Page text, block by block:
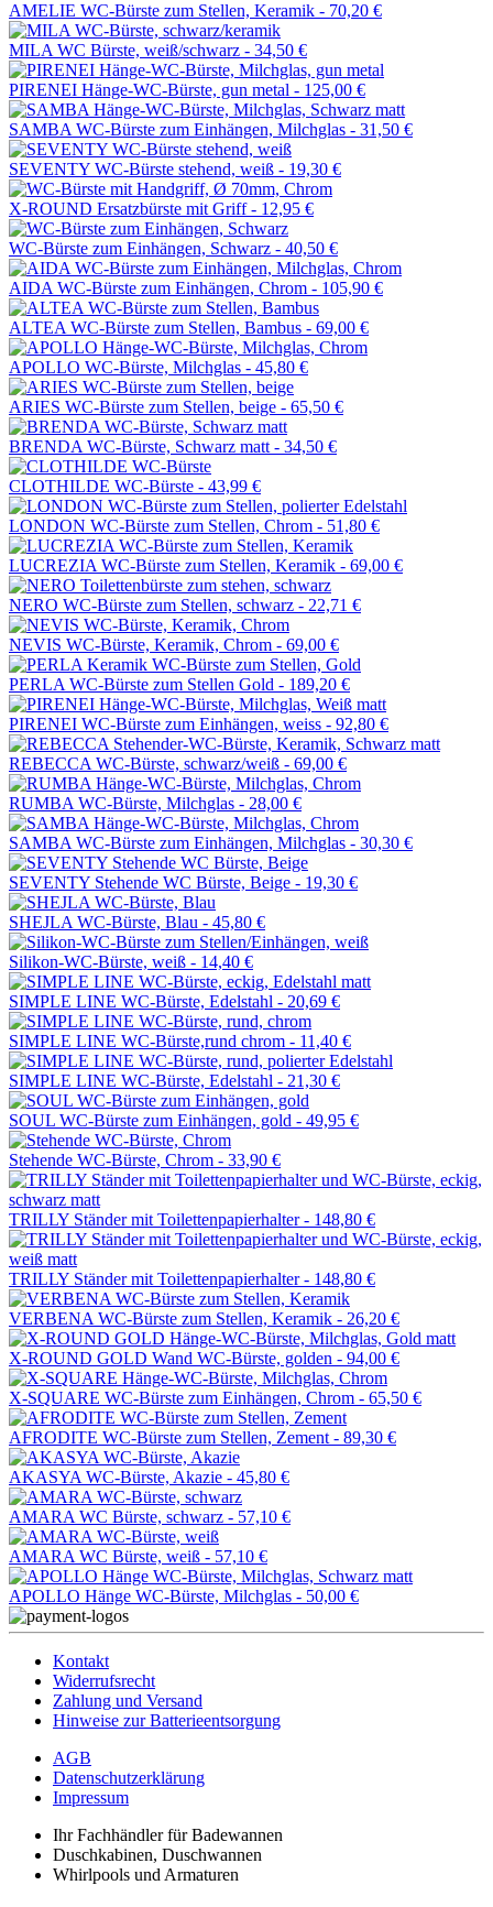
AMELIE WC-Bürste zum Stellen, Keramik - 70,20 €
MILA WC Bürste, weiß/schwarz - 34,50 €
PIRENEI Hänge-WC-Bürste, gun metal - 125,00 €
SAMBA WC-Bürste zum Einhängen, Milchglas - 31,50 €
SEVENTY WC-Bürste stehend, weiß - 19,30 €
X-ROUND Ersatzbürste mit Griff - 12,95 €
WC-Bürste zum Einhängen, Schwarz - 40,50 €
AIDA WC-Bürste zum Einhängen, Chrom - 105,90 €
ALTEA WC-Bürste zum Stellen, Bambus - 69,00 €
APOLLO WC-Bürste, Milchglas - 45,80 €
ARIES WC-Bürste zum Stellen, beige - 65,50 €
BRENDA WC-Bürste, Schwarz matt - 34,50 €
CLOTHILDE WC-Bürste - 43,99 €
LONDON WC-Bürste zum Stellen, Chrom - 51,80 €
LUCREZIA WC-Bürste zum Stellen, Keramik - 69,00 €
NERO WC-Bürste zum Stellen, schwarz - 22,71 €
NEVIS WC-Bürste, Keramik, Chrom - 69,00 €
PERLA WC-Bürste zum Stellen Gold - 189,20 €
PIRENEI WC-Bürste zum Einhängen, weiss - 92,80 €
REBECCA WC-Bürste, schwarz/weiß - 69,00 €
RUMBA WC-Bürste, Milchglas - 28,00 €
SAMBA WC-Bürste zum Einhängen, Milchglas - 30,30 €
SEVENTY Stehende WC Bürste, Beige - 19,30 €
SHEJLA WC-Bürste, Blau - 45,80 €
Silikon-WC-Bürste, weiß - 14,40 €
SIMPLE LINE WC-Bürste, Edelstahl - 20,69 €
SIMPLE LINE WC-Bürste,rund chrom - 11,40 €
SIMPLE LINE WC-Bürste, Edelstahl - 21,30 €
SOUL WC-Bürste zum Einhängen, gold - 49,95 €
Stehende WC-Bürste, Chrom - 33,90 €
TRILLY Ständer mit Toilettenpapierhalter - 148,80 €
TRILLY Ständer mit Toilettenpapierhalter - 148,80 €
VERBENA WC-Bürste zum Stellen, Keramik - 26,20 €
X-ROUND GOLD Wand WC-Bürste, golden - 94,00 €
X-SQUARE WC-Bürste zum Einhängen, Chrom - 65,50 €
AFRODITE WC-Bürste zum Stellen, Zement - 89,30 €
AKASYA WC-Bürste, Akazie - 45,80 €
AMARA WC Bürste, schwarz - 57,10 €
AMARA WC Bürste, weiß - 57,10 €
APOLLO Hänge WC-Bürste, Milchglas - 50,00 €
Kontakt
Widerrufsrecht
Zahlung und Versand
Hinweise zur Batterieentsorgung
AGB
Datenschutzerklärung
Impressum
Ihr Fachhändler für Badewannen
Duschkabinen, Duschwannen
Whirlpools und Armaturen